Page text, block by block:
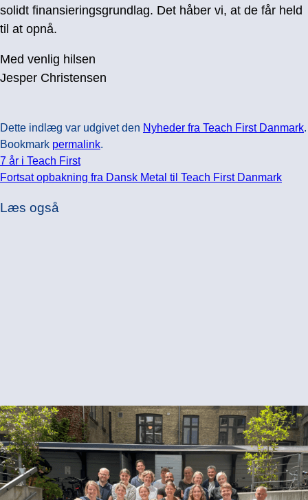
solidt finansieringsgrundlag. Det håber vi, at de får held
til at opnå.
Med venlig hilsen
Jesper Christensen
Dette indlæg var udgivet den Nyheder fra Teach First Danmark.
Bookmark permalink.
7 år i Teach First
Fortsat opbakning fra Dansk Metal til Teach First Danmark
Læs også